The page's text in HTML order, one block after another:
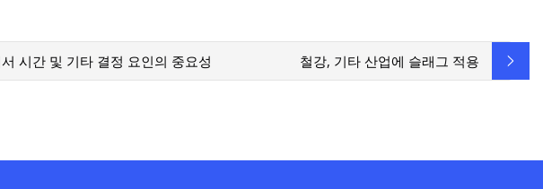
시간 및 기타 결정 요인의 중요성 철강, 기타 산업에 슬래그 적용